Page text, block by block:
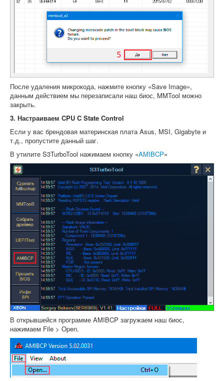
После удаления микрокода, нажмите кнопку «Save Image»,
данным действием мы перезаписали наш биос, MMTool можно
закрыть.
3. Настраиваем CPU C State Control
Если у вас брендовая материнская плата Asus, MSI, Gigabyte и
т.д., пропустите данный шаг.
В утилите S3TurboTool нажимаем кнопку «AMIBCP»
В открывшейся программе AMIBCP загружаем наш биос,
нажимаем File > Open.